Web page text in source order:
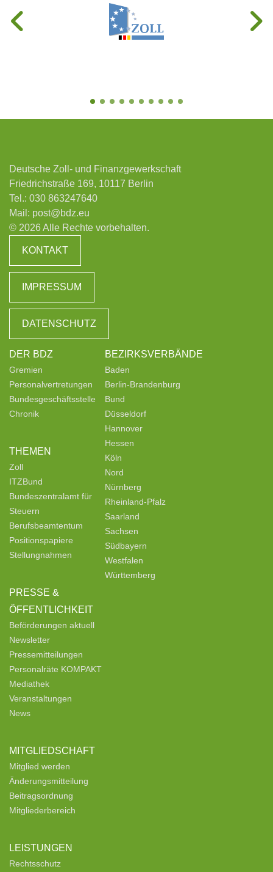
Deutsche Zoll- und Finanzgewerkschaft
Friedrichstraße 169, 10117 Berlin
Tel.: 030 863247640
Mail: post@bdz.eu
© 2026 Alle Rechte vorbehalten.
KONTAKT
IMPRESSUM
DATENSCHUTZ
DER BDZ
Gremien
Personalvertretungen
Bundesgeschäftsstelle
Chronik
THEMEN
Zoll
ITZBund
Bundeszentralamt für
Steuern
Berufsbeamtentum
Positionspapiere
Stellungnahmen
PRESSE &
ÖFFENTLICHKEIT
Beförderungen aktuell
Newsletter
Pressemitteilungen
Personalräte KOMPAKT
Mediathek
Veranstaltungen
News
MITGLIEDSCHAFT
Mitglied werden
Änderungsmitteilung
Beitragsordnung
Mitgliederbereich
LEISTUNGEN
Rechtsschutz
BEZIRKSVERBÄNDE
Baden
Berlin-Brandenburg
Bund
Düsseldorf
Hannover
Hessen
Köln
Nord
Nürnberg
Rheinland-Pfalz
Saarland
Sachsen
Südbayern
Westfalen
Württemberg